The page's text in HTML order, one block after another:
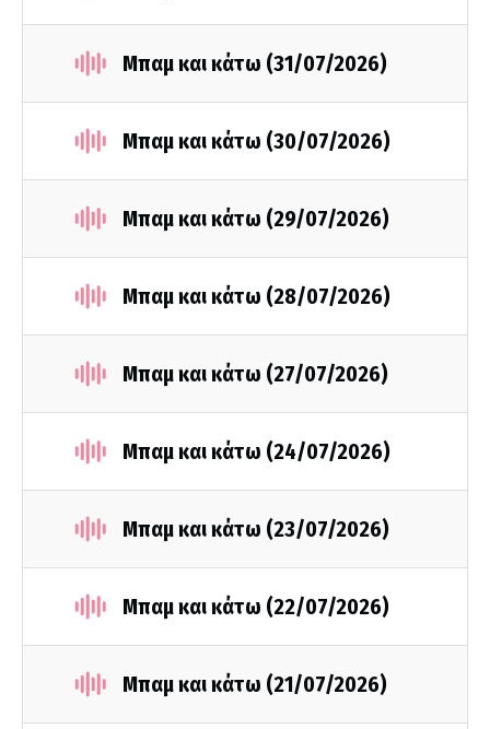
Μπαμ και κάτω (31/07/2026)
Μπαμ και κάτω (30/07/2026)
Μπαμ και κάτω (29/07/2026)
Μπαμ και κάτω (28/07/2026)
Μπαμ και κάτω (27/07/2026)
Μπαμ και κάτω (24/07/2026)
Μπαμ και κάτω (23/07/2026)
Μπαμ και κάτω (22/07/2026)
Μπαμ και κάτω (21/07/2026)